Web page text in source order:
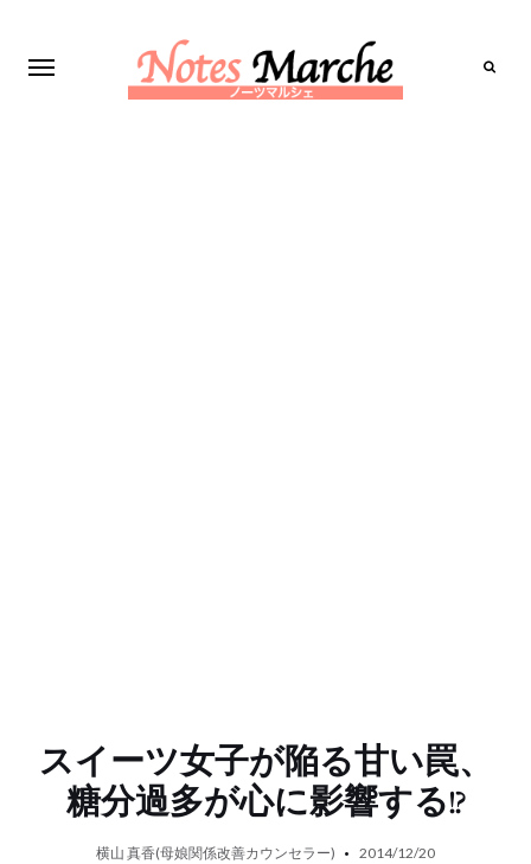
スイーツ女子が陥る甘い罠、
糖分過多が心に影響する!?
横山 真香(母娘関係改善カウンセラー) 2014/12/20